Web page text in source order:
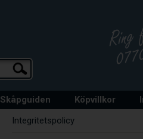
Skåpguiden Köpvillkor
Integritetspolicy